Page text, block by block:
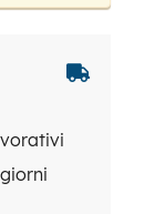
giorni